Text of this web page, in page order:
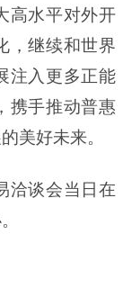
高水平对外开
，继续和世界
注入更多正能
携手推动普惠
美好未来。
谈会当日在